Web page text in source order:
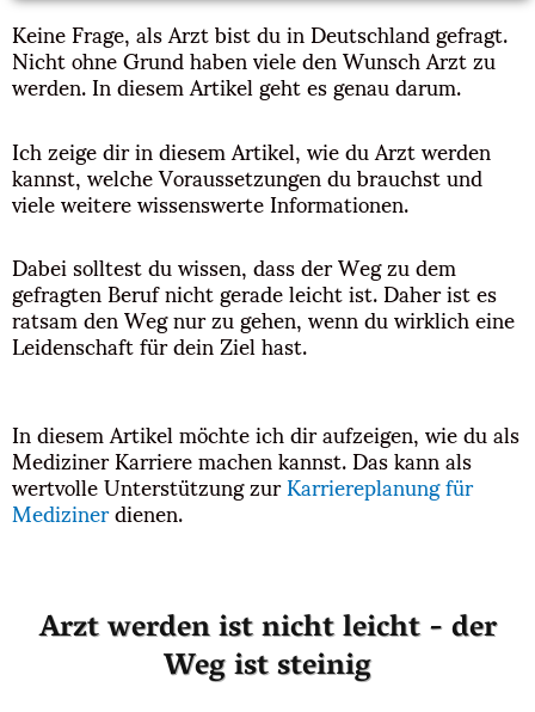
Keine Frage, als Arzt bist du in Deutschland gefragt.
Nicht ohne Grund haben viele den Wunsch Arzt zu
werden. In diesem Artikel geht es genau darum.
Ich zeige dir in diesem Artikel, wie du Arzt werden
kannst, welche Voraussetzungen du brauchst und
viele weitere wissenswerte Informationen.
Dabei solltest du wissen, dass der Weg zu dem
gefragten Beruf nicht gerade leicht ist. Daher ist es
ratsam den Weg nur zu gehen, wenn du wirklich eine
Leidenschaft für dein Ziel hast.
In diesem Artikel möchte ich dir aufzeigen, wie du als
Mediziner Karriere machen kannst. Das kann als
wertvolle Unterstützung zurKarriereplanung für
Medizinerdienen.
Arzt werden ist nicht leicht - der
Weg ist steinig